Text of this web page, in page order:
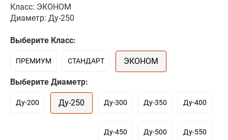
Класс: ЭКОНОМ
Диаметр: Ду-250
Выберите Класс:
ПРЕМИУМ СТАНДАРТ ЭКОНОМ
Выберите Диаметр:
Ду-200 Ду-250 Ду-300 Ду-350 Ду-400
Ду-450 Ду-500 Ду-550